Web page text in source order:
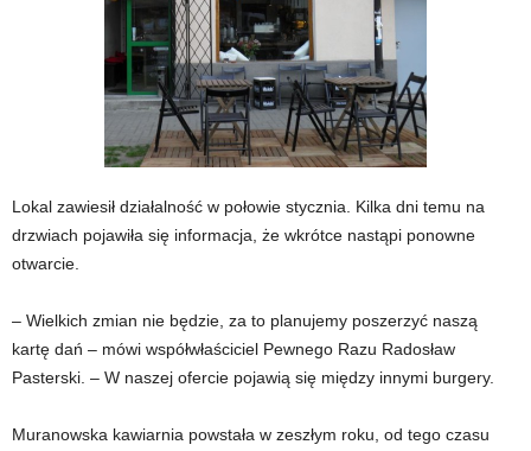
Lokal zawiesił działalność w połowie stycznia. Kilka dni temu na
drzwiach pojawiła się informacja, że wkrótce nastąpi ponowne
otwarcie.
– Wielkich zmian nie będzie, za to planujemy poszerzyć naszą
kartę dań – mówi współwłaściciel Pewnego Razu Radosław
Pasterski. – W naszej ofercie pojawią się między innymi burgery.
Muranowska kawiarnia powstała w zeszłym roku, od tego czasu